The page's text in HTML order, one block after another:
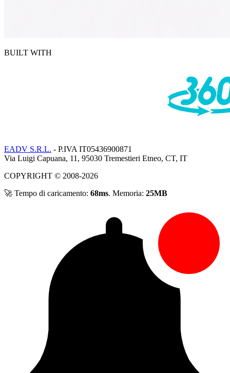
BUILT WITH
EADV S.R.L. - P.IVA IT05436900871
Via Luigi Capuana, 11, 95030 Tremestieri Etneo, CT, IT
COPYRIGHT © 2008-2026
🚀 Tempo di caricamento: 68ms. Memoria: 25MB